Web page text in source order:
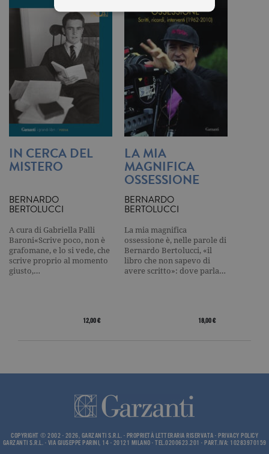
IN CERCA DEL
MISTERO
BERNARDO
BERTOLUCCI
A cura di Gabriella Palli
Baroni«Scrive poco, non è
grafomane, e lo si vede, che
scrive proprio al momento
giusto,…
12,00 €
LA MIA
MAGNIFICA
OSSESSIONE
BERNARDO
BERTOLUCCI
La mia magnifica
ossessione è, nelle parole di
Bernardo Bertolucci, «il
libro che non sapevo di
avere scritto»: dove parla…
18,00 €
COPYRIGHT © 2002 - 2026, GARZANTI S.R.L. - PROPRIETÀ LETTERARIA RISERVATA - PRIVACY POLICY
GARZANTI S.R.L. - VIA GIUSEPPE PARINI, 14 - 20121 MILANO - TEL.0200623.201 - PART.IVA: 10283970159
Tecnici ed equiparati
Misurazione
Profilazione
I cookie tecnici sono strettamente
necessari, consentono la funzionalità
del sito Web principale come l'accesso
degli utenti e la gestione dell'account. Il
sito Web non può essere utilizzato
correttamente senza i cookie
strettamente necessari. Col rispetto
cookie analitici sono equiparati ai
tecnici e dunque non necessitano del
.garzanti.it
limitando
raccolta di